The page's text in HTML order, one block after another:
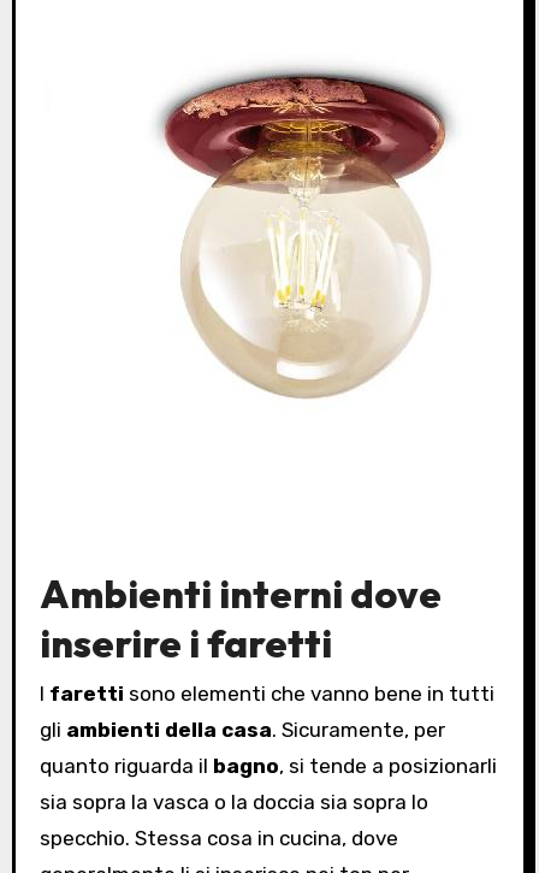
Ambienti interni dove
inserire i faretti
I faretti sono elementi che vanno bene in tutti
gli ambienti della casa. Sicuramente, per
quanto riguarda il bagno, si tende a posizionarli
sia sopra la vasca o la doccia sia sopra lo
specchio. Stessa cosa in cucina, dove